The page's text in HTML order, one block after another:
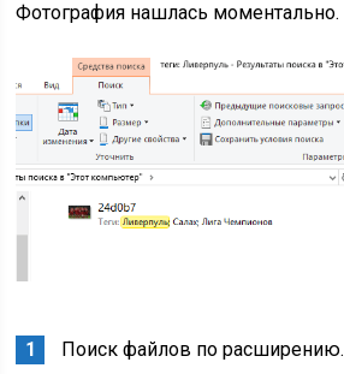
Фотография нашлась моментально.
Поиск файлов по расширению.